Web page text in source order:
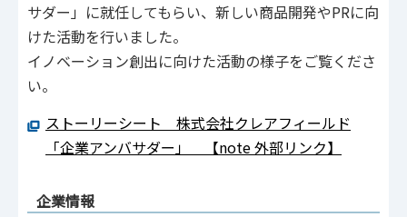
サダー」に就任してもらい、新しい商品開発やPRに向
けた活動を行いました。
イノベーション創出に向けた活動の様子をご覧くださ
い。
ストーリーシート 株式会社クレアフィールド
「企業アンバサダー」 【note 外部リンク】
企業情報